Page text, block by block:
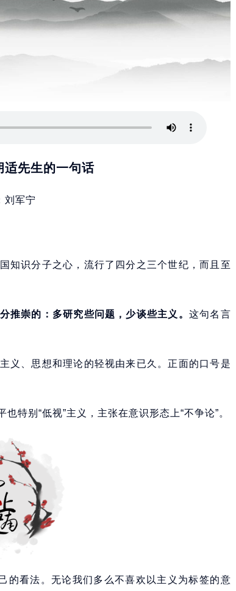
适先生的一句话
刘军宁
知识分子之心，流行了四分之三个世纪，而且至
推崇的：多研究些问题，少谈些主义。 这句名言
义、思想和理论的轻视由来已久。正面的口号是
特别“低视”主义，主张在意识形态上“不争论”。
的看法。无论我们多么不喜欢以主义为标签的意